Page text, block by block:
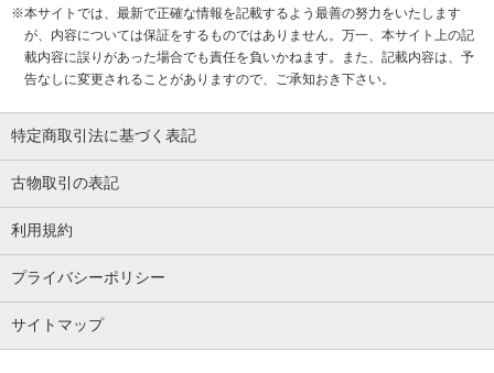
※本サイトでは、最新で正確な情報を記載するよう最善の努力をいたします
が、内容については保証をするものではありません。万一、本サイト上の記
載内容に誤りがあった場合でも責任を負いかねます。また、記載内容は、予
告なしに変更されることがありますので、ご承知おき下さい。
特定商取引法に基づく表記
古物取引の表記
利用規約
プライバシーポリシー
サイトマップ